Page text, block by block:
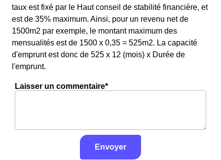
taux est fixé par le Haut conseil de stabilité financière, et
est de 35% maximum. Ainsi, pour un revenu net de
1500m2 par exemple, le montant maximum des
mensualités est de 1500 x 0,35 = 525m2. La capacité
d'emprunt est donc de 525 x 12 (mois) x Durée de
l'emprunt.
Laisser un commentaire*
Envoyer